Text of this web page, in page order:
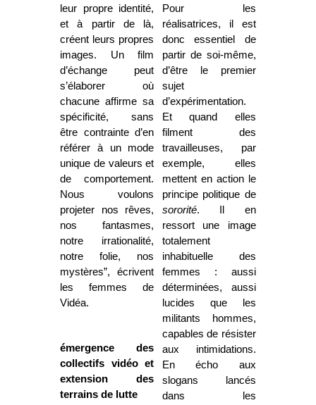
leur propre identité,
et à partir de là,
créent leurs propres
images. Un film
d’échange peut
s’élaborer où
chacune affirme sa
spécificité, sans
être contrainte d’en
référer à un mode
unique de valeurs et
de comportement.
Nous voulons
projeter nos rêves,
nos fantasmes,
notre irrationalité,
notre folie, nos
mystères”, écrivent
les femmes de
Vidéa.
émergence des
collectifs vidéo et
extension des
terrains de lutte
Pour les
réalisatrices, il est
donc essentiel de
partir de soi-même,
d’être le premier
sujet
d’expérimentation.
Et quand elles
filment des
travailleuses, par
exemple, elles
mettent en action le
principe politique de
sororité. Il en
ressort une image
totalement
inhabituelle des
femmes : aussi
déterminées, aussi
lucides que les
militants hommes,
capables de résister
aux intimidations.
En écho aux
slogans lancés
dans les